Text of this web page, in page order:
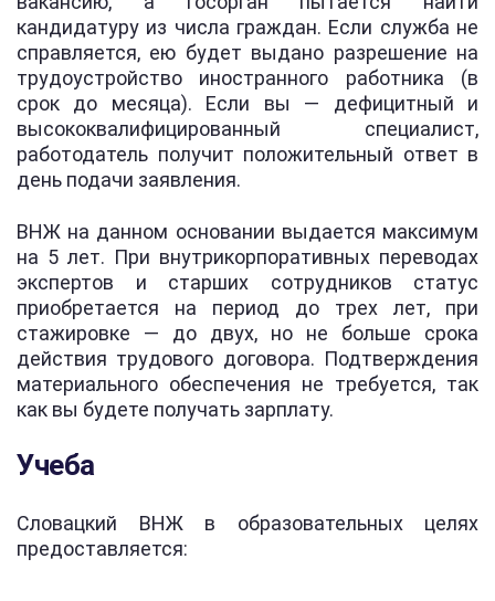
кандидатуру из числа граждан. Если служба не
справляется, ею будет выдано разрешение на
трудоустройство иностранного работника (в
срок до месяца). Если вы — дефицитный и
высококвалифицированный специалист,
работодатель получит положительный ответ в
день подачи заявления.
ВНЖ на данном основании выдается максимум
на 5 лет. При внутрикорпоративных переводах
экспертов и старших сотрудников статус
приобретается на период до трех лет, при
стажировке — до двух, но не больше срока
действия трудового договора. Подтверждения
материального обеспечения не требуется, так
как вы будете получать зарплату.
Учеба
Словацкий ВНЖ в образовательных целях
предоставляется: